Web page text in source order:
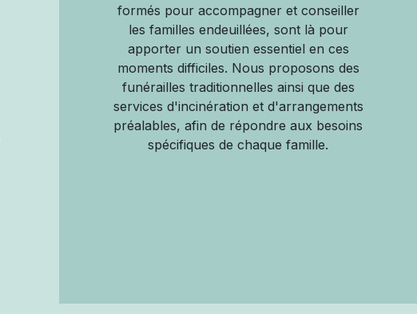
formés pour accompagner et conseiller
les familles endeuillées, sont là pour
apporter un soutien essentiel en ces
moments difficiles. Nous proposons des
funérailles traditionnelles ainsi que des
services d'incinération et d'arrangements
préalables, afin de répondre aux besoins
spécifiques de chaque famille.